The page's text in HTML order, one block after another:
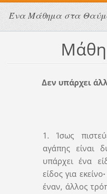
Ένα Μάθημα στα
Δεν υπάρχει
1. Ίσως
αγάπης είναι
υπάρχει ένα
είδος για εκείνο∙
έναν, άλλος